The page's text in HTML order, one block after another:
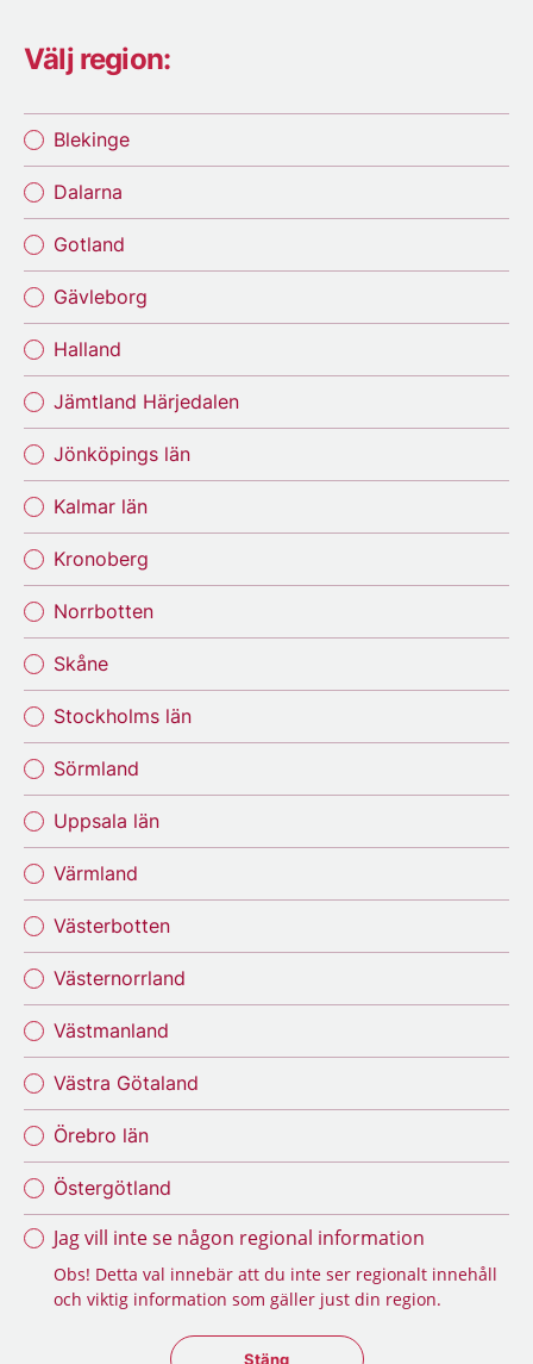
Välj region:
Blekinge
Dalarna
Gotland
Gävleborg
Halland
Jämtland Härjedalen
Jönköpings län
Kalmar län
Kronoberg
Norrbotten
Skåne
Stockholms län
Sörmland
Uppsala län
Värmland
Västerbotten
Västernorrland
Västmanland
Västra Götaland
Örebro län
Östergötland
Jag vill inte se någon regional information
Obs! Detta val innebär att du inte ser regionalt innehåll
och viktig information som gäller just din region.
Stäng regionsväljaren
Stäng